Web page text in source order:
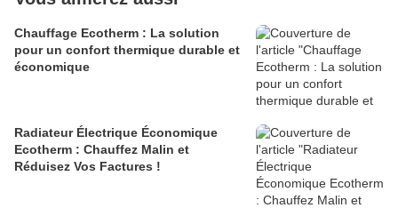
Chauffage Ecotherm : La solution
pour un confort thermique durable et
économique
Radiateur Électrique Économique
Ecotherm : Chauffez Malin et
Réduisez Vos Factures !